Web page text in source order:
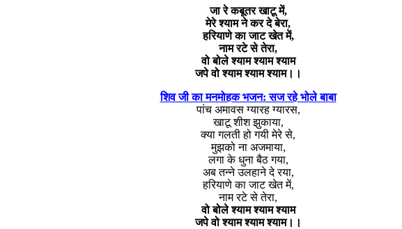
जा रे कबूतर खाटू में,
मेरे श्याम ने कर दे बेरा,
हरियाणे का जाट खेत में,
नाम रटे से तेरा,
वो बोले श्याम श्याम श्याम
जपे वो श्याम श्याम श्याम।।
शिव जी का मनमोहक भजन: सज रहे भोले बाबा
पांच अमावस ग्यारह ग्यारस,
खाटू शीश झुकाया,
क्या गलती हो गयी मेरे से,
मुझको ना अजमाया,
लगा के धुना बैठ गया,
अब तन्ने उलहाने दे रया,
हरियाणे का जाट खेत में,
नाम रटे से तेरा,
वो बोले श्याम श्याम श्याम
जपे वो श्याम श्याम श्याम।।